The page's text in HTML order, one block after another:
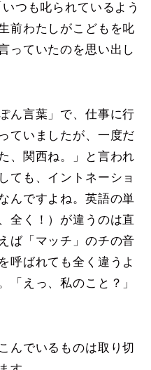
つも叱られているよう
前わたしがこどもを叱
っていたのを思い出し
ん言葉」で、仕事に行
ていましたが、一度だ
、関西ね。」と言われ
ても、イントネーショ
んですよね。英語の単
全く！）が違うのは直
ば「マッチ」のチの音
呼ばれても全く違うよ
「えっ、私のこと？」
んでいるものは取り切